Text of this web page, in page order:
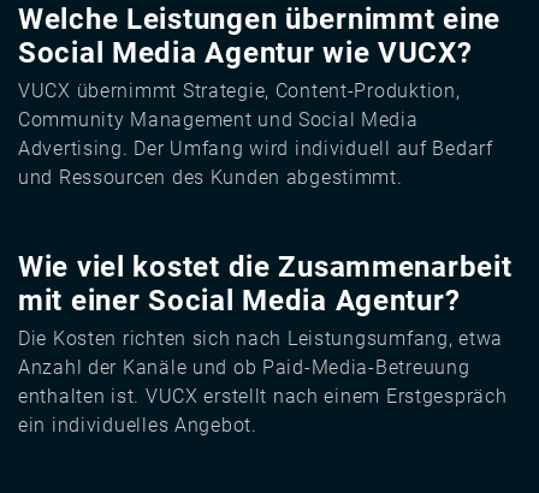
Welche Leistungen übernimmt eine
Social Media Agentur wie VUCX?
VUCX übernimmt Strategie, Content-Produktion,
Community Management und Social Media
Advertising. Der Umfang wird individuell auf Bedarf
und Ressourcen des Kunden abgestimmt.
Wie viel kostet die Zusammenarbeit
mit einer Social Media Agentur?
Die Kosten richten sich nach Leistungsumfang, etwa
Anzahl der Kanäle und ob Paid-Media-Betreuung
enthalten ist. VUCX erstellt nach einem Erstgespräch
ein individuelles Angebot.